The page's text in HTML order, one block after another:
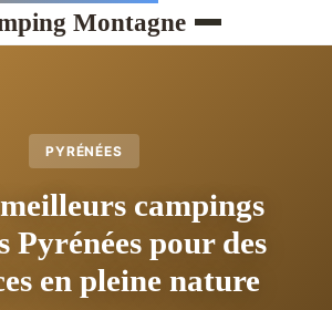
Montagne
PYRÉNÉES
campings
Pyrénées pour des
en pleine nature